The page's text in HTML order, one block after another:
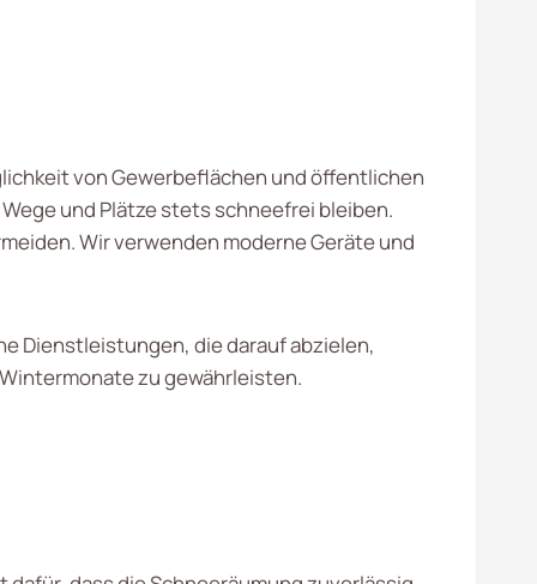
von Gewerbeflächen und öffentlichen
und Plätze stets schneefrei bleiben.
Wir verwenden moderne Geräte und
Dienstleistungen, die darauf abzielen,
zu gewährleisten.